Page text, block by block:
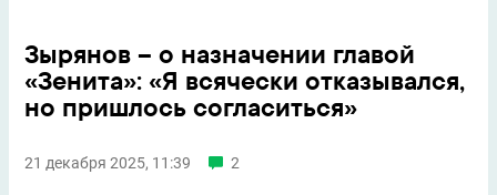
Зырянов – о назначении главой
«Зенита»: «Я всячески отказывался,
но пришлось согласиться»
21 декабря 2025, 11:39 2